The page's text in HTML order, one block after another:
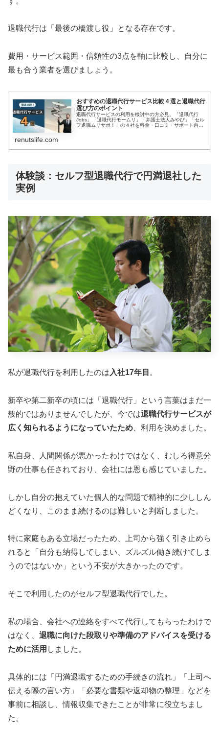
退職代行は「最後の橋渡し役」となる存在です。
費用・サービス範囲・信頼性の3点を軸に比較し、自分に
最も合う業者を選びましょう。
おすすめの退職代行サービス比較４選と退職代行
選び方のポイント
退職代行サービスの利用を検討中の方必見。「退職代行
Jobs」「退職代行モームリ」「弁護士法人みやび」「セル
フ退職ムリサポ！」の４社を料金・口コミ・サポート内容
renutslife.com
体験談：セルフ型退職代行で円満退社した
実例
私が退職代行を利用したのは 入社17年目 。
新卒や第二新卒の頃には「退職代行」という言葉はまだ一
般的ではありませんでしたが、今では退職代行サービスが
広く知られるようになっていたため 、利用を決めました。
私自身、人間関係が悪かったわけではなく、むしろ得意分
野の仕事も任されており、会社には恩も感じていました。
しかし自分の抱えていた個人的な問題で精神的に少ししん
どくなり、このまま続けるのは難しいと判断しました。
特に家庭もある立場だったため、上司から強く引き止めら
れると「自分も納得してしまい、ズルズル働き続けてしま
うのではないか」という不安が大きかったのです。
そこで利用したのがセルフ型退職代行でした。
私の場合、会社への連絡をすべて代行してもらったわけで
はなく、 退職に向けた段取りや準備のアドバイスを受ける
ために活用 しました。
具体的には「円満退職するための手続きの流れ」「上司へ
伝える際の言い方」「必要な書類や返却物の整理」などを
事前に相談し、情報収集できたことが非常に役立ちまし
た。